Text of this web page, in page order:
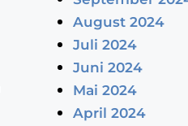
August 2024
Juli 2024
Juni 2024
Mai 2024
April 2024